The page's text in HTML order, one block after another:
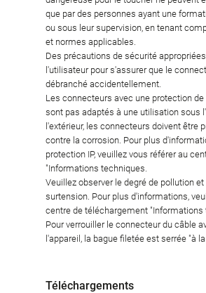
que par des personnes ayant une
ou sous leur supervision, en tenant
et normes applicables.
Des précautions de sécurité
l'utilisateur pour s'assurer que le
débranché accidentellement.
Les connecteurs avec une protection de
sont pas adaptés à une utilisation sous
l'extérieur, les connecteurs doivent être
contre la corrosion. Pour plus
protection IP, veuillez vous référer au
"Informations techniques.
Veuillez observer le degré de pollution
surtension. Pour plus d'informations,
centre de téléchargement "Informations
Pour verrouiller le connecteur du câble
l'appareil, la bague filetée est serrée "à
Téléchargements